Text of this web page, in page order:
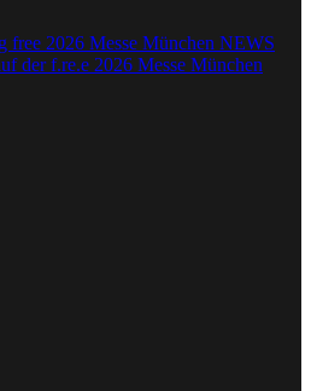
der f.re.e 2026 Messe München